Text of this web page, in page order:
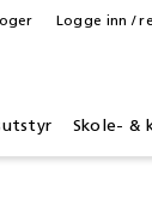
Skole- &
Logge inn /